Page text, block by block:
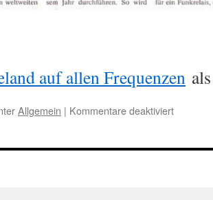
auf allen Frequenzen
Allgemein | Kommentare deaktiviertfür